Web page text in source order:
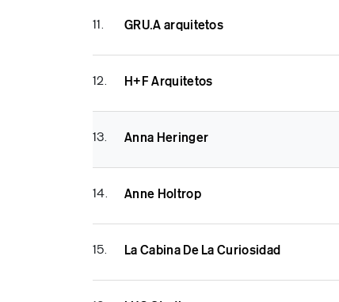
11. GRU.A arquitetos
12. H+F Arquitetos
13. Anna Heringer
14. Anne Holtrop
15. La Cabina De La Curiosidad